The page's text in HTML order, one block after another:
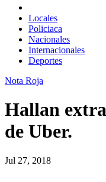
Locales
Policiaca
Nacionales
Internacionales
Deportes
Nota Roja
Hallan
de Uber.
Jul 27, 2018